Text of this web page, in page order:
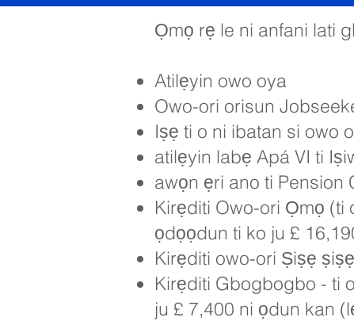
Ọmọ rẹ le ni anfani lati
Atilẹyin owo oya
Owo-ori orisun
Iṣẹ ti o ni ibatan si owo
atilẹyin labẹ Apá VI ti
awọn ẹri ano ti Pension
Kirẹditi Owo-ori Ọmọ (ti
ọdọọdun ti ko ju £
Kirẹditi owo-ori Ṣiṣẹ
Kirẹditi Gbogbogbo - ti
ju £ 7,400 ni ọdun kan